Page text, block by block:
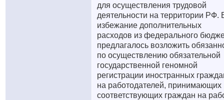
для осуществления трудовой
деятельности на территории РФ.
избежание дополнительных
расходов из федерального
предлагалось возложить
по осуществлению обязательной
государственной геномной
регистрации иностранных
на работодателей, принимающих
соответствующих граждан на